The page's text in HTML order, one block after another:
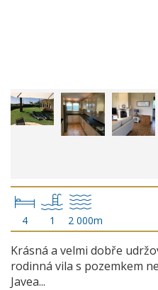
4 1 2 000m
Krásná a velmi dobře
rodinná vila s pozemkem
Javea...